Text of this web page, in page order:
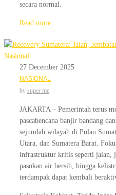
secara normal.
Read more...
27 December 2025
NASIONAL
by super me
JAKARTA – Pemerintah terus
pascabencana banjir bandang
sejumlah wilayah di Pulau
Utara, dan Sumatera Barat.
infrastruktur kritis seperti jalan,
pasokan air bersih, hingga
terdampak dapat kembali